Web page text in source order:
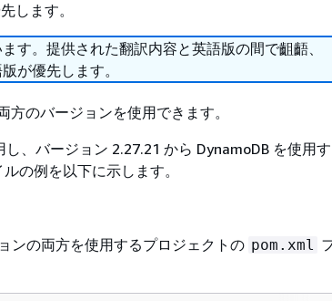
します。
す。提供された翻訳内容と英語版の間で齟齬、
が優先します。
方のバージョンを使用できます。
、バージョン 2.27.21 から DynamoDB を使用す
の例を以下に示します。
ンの両方を使用するプロジェクトの pom.xml